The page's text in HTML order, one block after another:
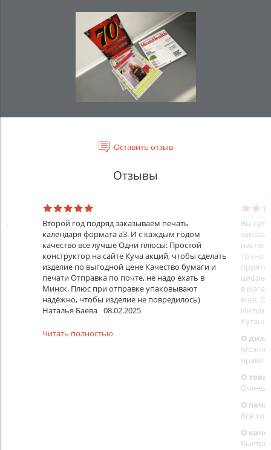
Оставить отзыв
Отзывы
Второй год подряд заказываем печать
календаря формата а3. И с каждым годом
качество все лучше Одни плюсы: Простой
конструктор на сайте Куча акций, чтобы сделать
изделие по выгодной цене Качество бумаги и
печати Отправка по почте, не надо ехать в
Минск. Плюс при отправке упаковывают
надёжно, чтобы изделие не повредилось)
Наталья Баева 08.02.2025
Читать полностью
Вы
точно
цифры
в
ещё.
О
Можно
О
Очень
О
Все
О
Быстро